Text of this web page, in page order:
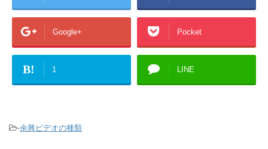
Google+ Pocket
B! 1 LINE
-余興ビデオの種類